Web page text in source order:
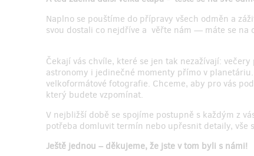
Naplno se pouštíme do přípravy všech odměn a
svou dostali co nejdříve a věřte nám — máte se na
Čekají vás chvíle, které se jen tak nezažívají:
astronomy i jedinečné momenty přímo v
velkoformátové fotografie. Chceme, aby pro vás
který budete vzpomínat.
V nejbližší době se spojíme postupně s každým z
potřeba domluvit termín nebo upřesnit detaily, vše
Ještě jednou – děkujeme, že jste v tom byli s námi!